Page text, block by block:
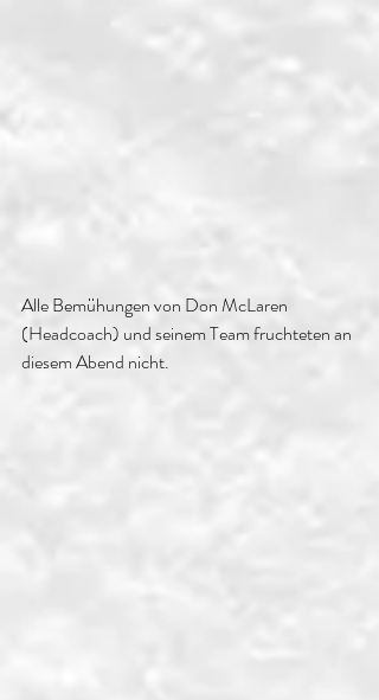
Alle Bemühungen von Don McLaren
(Headcoach) und seinem Team fruchteten an
diesem Abend nicht.